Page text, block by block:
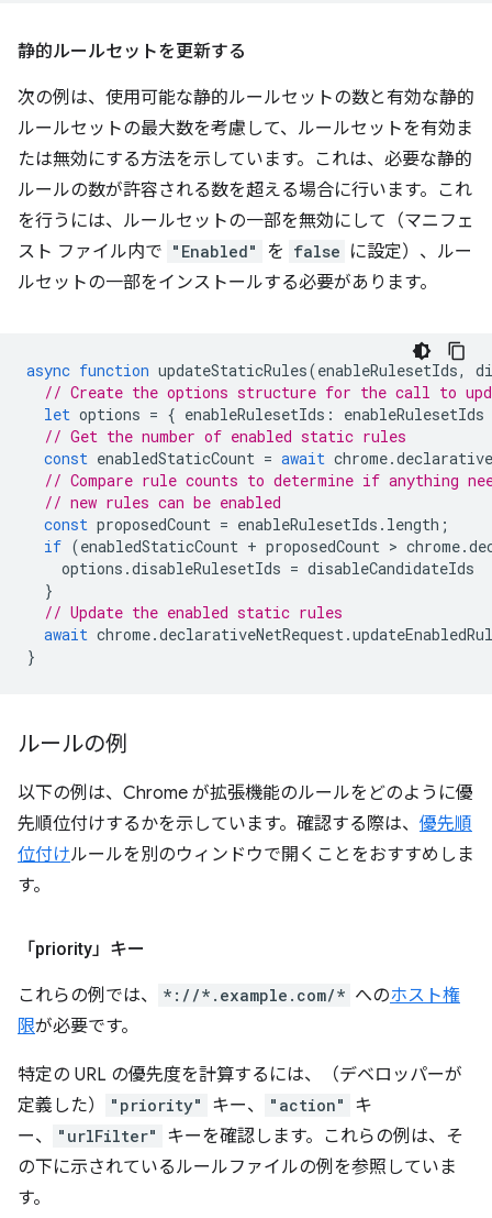
静的ルールセットを更新する
次の例は、使用可能な静的ルールセットの数と有効な静的
ルールセットの最大数を考慮して、ルールセットを有効ま
たは無効にする方法を示しています。これは、必要な静的
ルールの数が許容される数を超える場合に行います。これ
を行うには、ルールセットの一部を無効にして（マニフェ
スト ファイル内で "Enabled" を false に設定）、ルー
ルセットの一部をインストールする必要があります。
async function updateStaticRules(enableRulesetIds,
// Create the options structure for the call to
let options = { enableRulesetIds :
enableRulesetIds
// Get the number of enabled static rules
const enabledStaticCount = await chrome.
// Compare rule counts to determine if anything
// new rules can be enabled
const proposedCount = enableRulesetIds . length ;
if (enabledStaticCount + proposedCount > chrome.
options .disableRulesetIds = disableCandidateIds
}
// Update the enabled static rules
await chrome.declarativeNetRequest.
}
ルールの例
以下の例は、Chrome が拡張機能のルールをどのように優
先順位付けするかを示しています。確認する際は、 優先順
位付けルールを別のウィンドウで開くことをおすすめしま
す。
「priority」キー
これらの例では、 *://*.example.com/* へのホスト権
限が必要です。
特定の URL の優先度を計算するには、（デベロッパーが
定義した）
"priority" キー、 "action"
キ
ー、
"urlFilter"
キーを確認します。これらの例は、そ
の下に示されているルールファイルの例を参照していま
す。